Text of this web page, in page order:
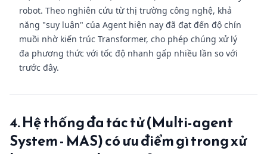
robot. Theo nghiên cứu từ thị trường công nghệ, khả
năng "suy luận" của Agent hiện nay đã đạt đến độ chín
muồi nhờ kiến trúc Transformer, cho phép chúng xử lý
đa phương thức với tốc độ nhanh gấp nhiều lần so với
trước đây.
4. Hệ thống đa tác tử (Multi-agent
System - MAS) có ưu điểm gì trong xử